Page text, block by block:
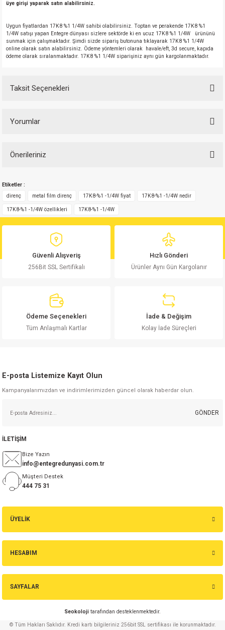
üye girişi yaparak satın alabilirsiniz.
Uygun fiyatlardan 17K8 %1 1/4W sahibi olabilirsiniz. Toptan ve perakende 17K8 %1
1/4W satışı yapan Entegre dünyası sizlere sektörde ki en ucuz 17K8 %1 1/4W ürününü
sunmak için çalışmaktadır. Şimdi sizde sipariş butonuna tıklayarak 17K8 %1 1/4W
online olarak satın alabilirsiniz. Ödeme yöntemleri olarak havale/eft, 3d secure, kapıda
ödeme olarak sıralanmaktadır. 17K8 %1 1/4W siparişiniz aynı gün kargolanmaktadır.
Taksit Seçenekleri
Yorumlar
Önerileriniz
yetersiz gördüğünüz noktaları öneri formunu kullanarak tarafımıza
iletebilirsiniz.
Ürün açıklamasında eksik bilgiler bulunuyor.
Ürün bilgilerinde hatalar bulunuyor.
Etiketler :
direnç
metal film direnç 17K8-%1 -1/4W fiyat 17K8-%1 -1/4W nedir
17K8-%1 -1/4W özellikleri 17K8-%1 -1/4W
Güvenli Alışveriş
256Bit SSL Sertifikalı
Hızlı Gönderi
Ürünler Aynı Gün Kargolanır
Ödeme Seçenekleri
Tüm Anlaşmalı Kartlar
İade & Değişim
Kolay İade Süreçleri
E-posta Listemize Kayıt Olun
Kampanyalarımızdan ve indirimlerimizden güncel olarak haberdar olun.
GÖNDER
ÜYELİK
HESABIM
SAYFALAR
Seokoloji tarafından desteklenmektedir.
İLETİŞİM
Bize Yazın
info@entegredunyasi.com.tr
Müşteri Destek
444 75 31
© Tüm Hakları Saklıdır. Kredi kartı bilgileriniz 256bit SSL sertifikası ile korunmaktadır.